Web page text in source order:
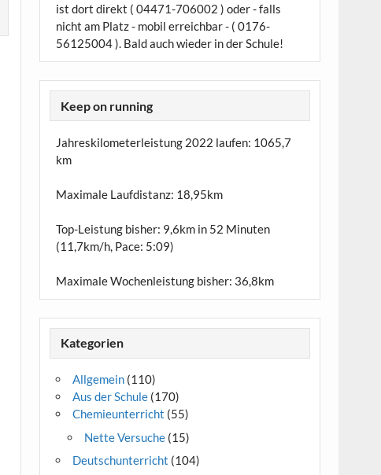
ist dort direkt ( 04471-706002 ) oder - falls
nicht am Platz - mobil erreichbar - ( 0176-
56125004 ). Bald auch wieder in der Schule!
Keep on running
Jahreskilometerleistung 2022 laufen: 1065,7
km
Maximale Laufdistanz: 18,95km
Top-Leistung bisher: 9,6km in 52 Minuten
(11,7km/h, Pace: 5:09)
Maximale Wochenleistung bisher: 36,8km
Kategorien
Allgemein (110)
Aus der Schule (170)
Chemieunterricht (55)
Nette Versuche (15)
Deutschunterricht (104)